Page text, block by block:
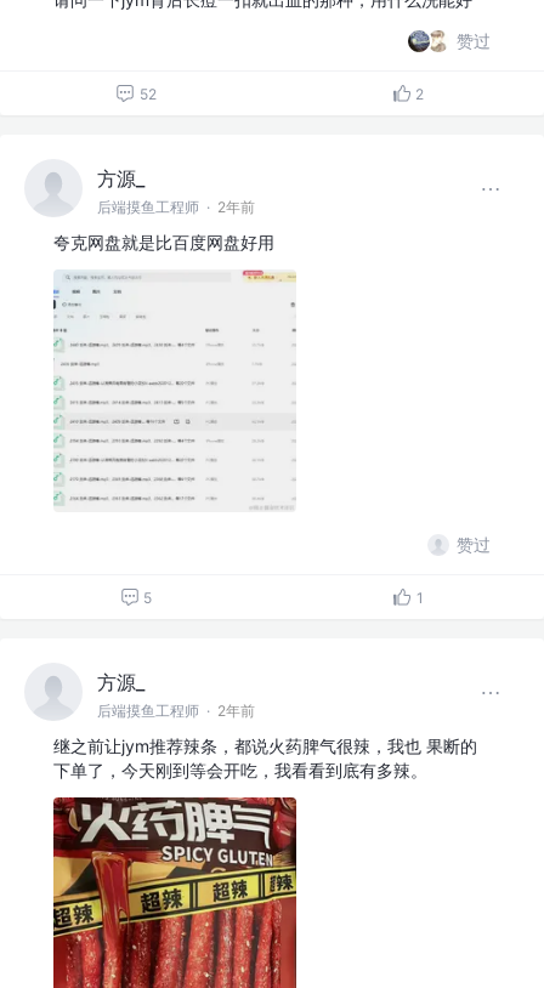
赞过
52 2
方源_
后端摸鱼工程师 · 2年前
夸克网盘就是比百度网盘好用
赞过
5 1
方源_
后端摸鱼工程师 · 2年前
继之前让jym推荐辣条，都说火药脾气很辣，我也 果断的
下单了，今天刚到等会开吃，我看看到底有多辣。